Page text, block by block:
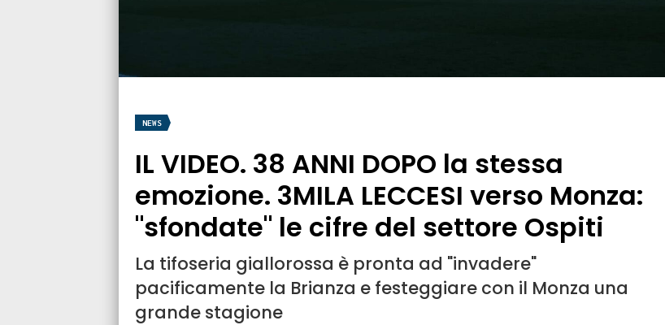
NEWS
IL VIDEO. 38 ANNI DOPO la stessa
emozione. 3MILA LECCESI verso Monza:
"sfondate" le cifre del settore Ospiti
La tifoseria giallorossa è pronta ad "invadere"
pacificamente la Brianza e festeggiare con il Monza una
grande stagione